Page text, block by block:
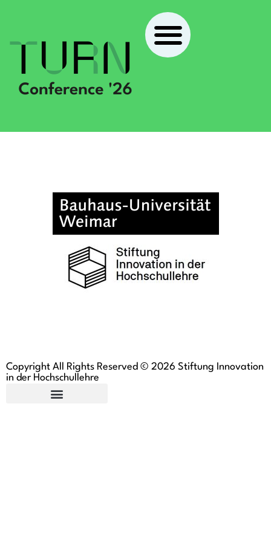
Copyright All Rights Reserved © 2026 Stiftung Innovation
in der Hochschullehre